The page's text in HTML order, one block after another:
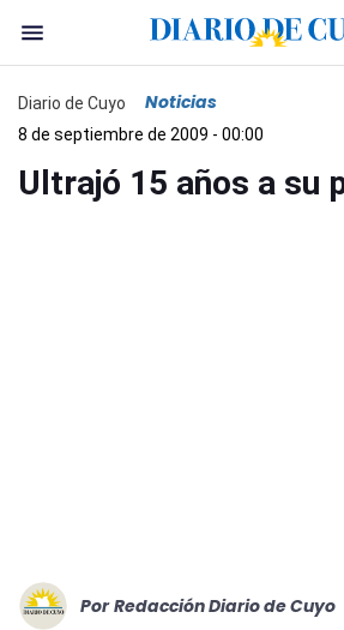
Diario de Cuyo Noticias
8 de septiembre de 2009 - 00:00
Ultrajó 15 años a su
Por Redacción Diario de Cuyo